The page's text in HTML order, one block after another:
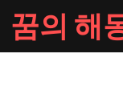
Skip
to
content
꿈의 해